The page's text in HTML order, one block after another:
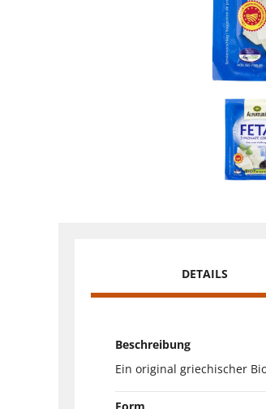
DETAILS
Beschreibung
Ein original griechischer
Form